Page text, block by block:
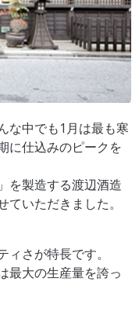
な中でも1月は最も寒
に仕込みのピークを
を製造する渡辺酒造
いただきました。
ィさが特長です。
最大の生産量を誇っ